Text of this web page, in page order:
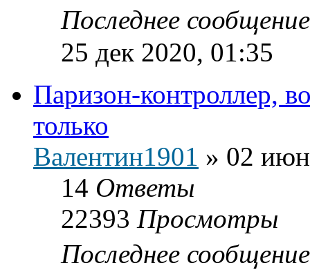
Последнее
25 дек 2020, 01:35
Паризон-контроллер,
только
Валентин1901 » 02
14 Ответы
22393 Просмотры
Последнее